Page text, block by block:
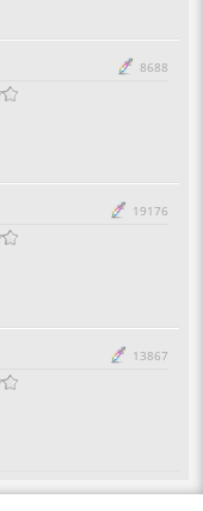
8688
19176
13867